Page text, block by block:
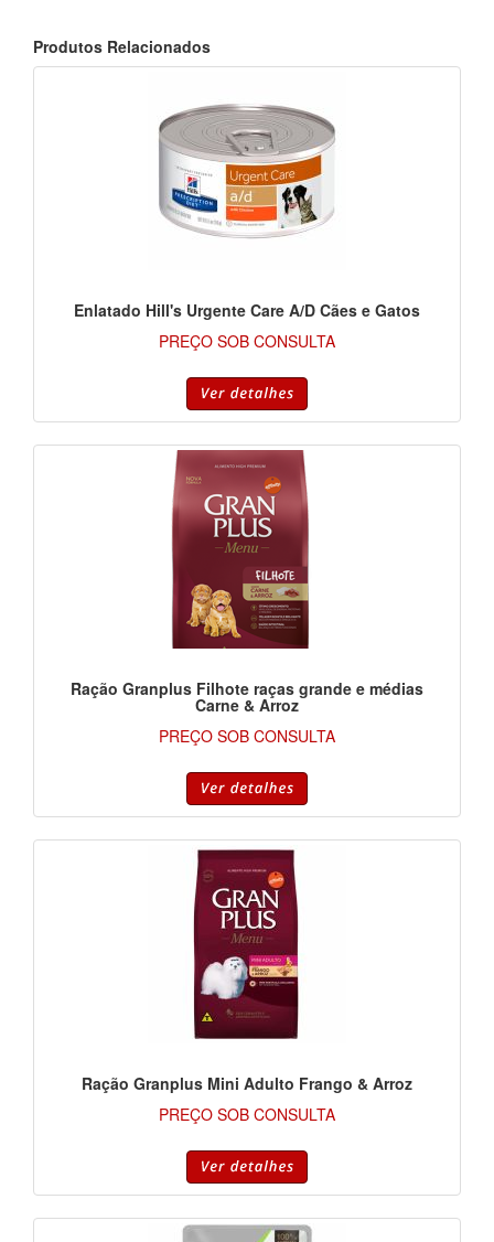
Produtos Relacionados
Enlatado Hill's Urgente Care A/D Cães e Gatos
PREÇO SOB CONSULTA
Ração Granplus Filhote raças grande e médias
Carne & Arroz
PREÇO SOB CONSULTA
Ração Granplus Mini Adulto Frango & Arroz
PREÇO SOB CONSULTA